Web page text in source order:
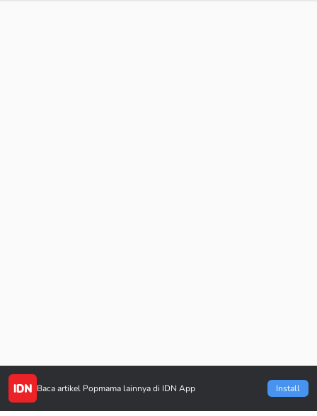
Baca artikel Popmama lainnya di IDN App Install